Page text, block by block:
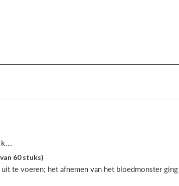
60 stuks)
te voeren; het afnemen van het bloedmonster